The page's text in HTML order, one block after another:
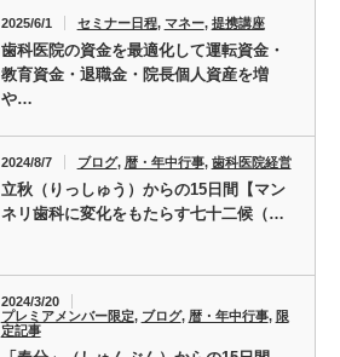
2025/6/1 セミナー日程, マネー, 提携講座
歯科医院の資金を最適化して運転資金・
教育資金・退職金・院長個人資産を増
や…
2024/8/7 ブログ, 暦・年中行事, 歯科医院経営
立秋（りっしゅう）からの15日間【マン
ネリ歯科に変化をもたらす七十二候（…
2024/3/20
プレミアメンバー限定, ブログ, 暦・年中行事, 限
定記事